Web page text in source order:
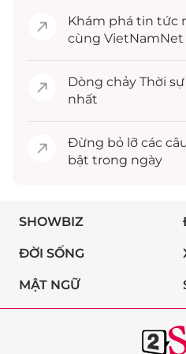
Khám phá tin tức
cùng VietNamNet
Dòng chảy Thời sự
nhất
Đừng bỏ lỡ các
bật trong ngày
SHOWBIZ
ĐỜI SỐNG
MẬT NGỮ